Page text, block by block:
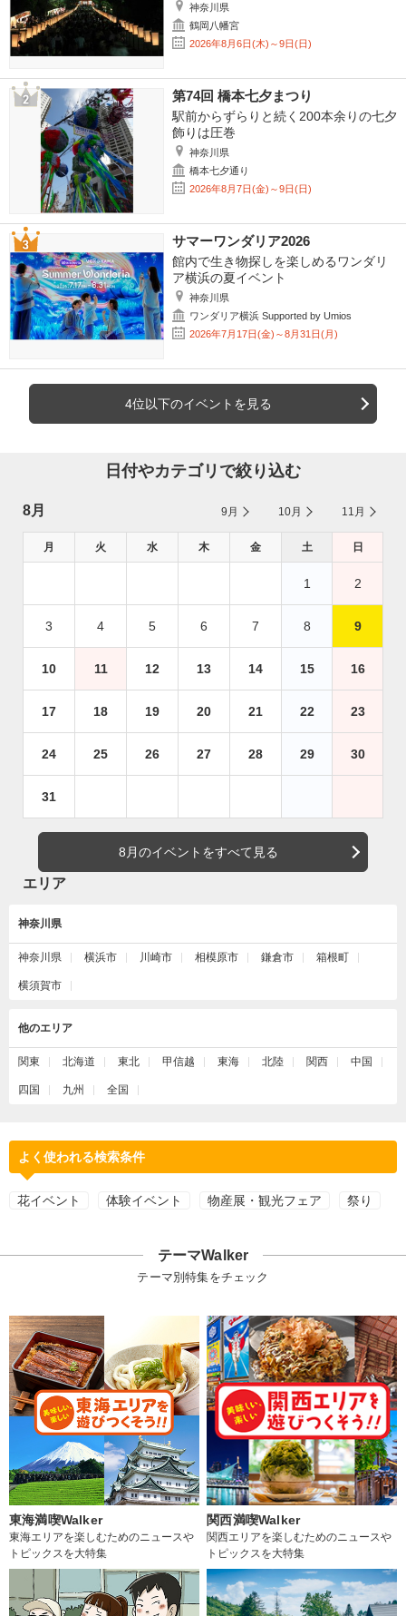
神奈川県
鶴岡八幡宮
2026年8月6日(木)～9日(日)
第74回 橋本七夕まつり
駅前からずらりと続く200本余りの七夕
飾りは圧巻
神奈川県
橋本七夕通り
2026年8月7日(金)～9日(日)
サマーワンダリア2026
館内で生き物探しを楽しめるワンダリ
ア横浜の夏イベント
神奈川県
ワンダリア横浜 Supported by Umios
2026年7月17日(金)～8月31日(月)
4位以下のイベントを見る
日付やカテゴリで絞り込む
8月 9月 10月 11月
月 火 水 木 金 土 日
1 2
3 4 5 6 7 8 9
10 11 12 13 14 15 16
17 18 19 20 21 22 23
24 25 26 27 28 29 30
31
8月のイベントをすべて見る
エリア
神奈川県
神奈川県 横浜市 川崎市 相模原市 鎌倉市 箱根町
横須賀市
他のエリア
関東 北海道 東北 甲信越 東海 北陸 関西 中国
四国 九州 全国
よく使われる検索条件
花イベント 体験イベント 物産展・観光フェア 祭り
テーマWalker
テーマ別特集をチェック
東海満喫Walker
東海エリアを楽しむためのニュースや
トピックスを大特集
関西満喫Walker
関西エリアを楽しむためのニュースや
トピックスを大特集